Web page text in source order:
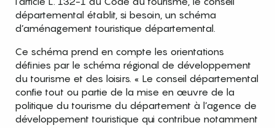
départemental établit, si besoin, un schéma
d’aménagement touristique départemental.
Ce schéma prend en compte les orientations
définies par le schéma régional de développement
du tourisme et des loisirs. « Le conseil départemental
confie tout ou partie de la mise en œuvre de la
politique du tourisme du département à l’agence de
développement touristique qui contribue notamment